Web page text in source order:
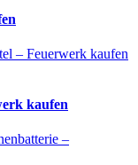
– Feuerwerk kaufen
kaufen
–